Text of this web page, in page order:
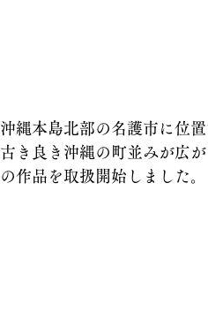
沖縄本島北部の名護市に位置
古き良き沖縄の町並みが広
の作品を取扱開始しました。